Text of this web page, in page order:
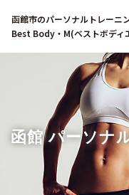
函館市のパーソナルトレーニ
Best Body・M(ベストボディ
函館 パーソナ